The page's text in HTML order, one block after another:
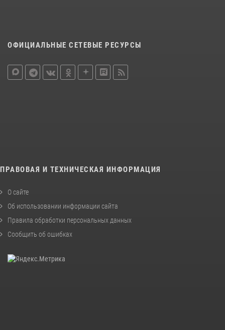
ОФИЦИАЛЬНЫЕ СЕТЕВЫЕ РЕСУРСЫ
ПРАВОВАЯ И ТЕХНИЧЕСКАЯ ИНФОРМАЦИЯ
О сайте
Об использовании информации сайта
Правила обработки персональных данных
Сообщить об ошибках